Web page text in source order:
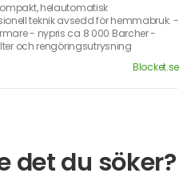
helautomatisk
teknik avsedd för hemmabruk. -
- nypris ca 8 000 Barcher -
och rengöringsutrysning
Blocket.se
det du söker?